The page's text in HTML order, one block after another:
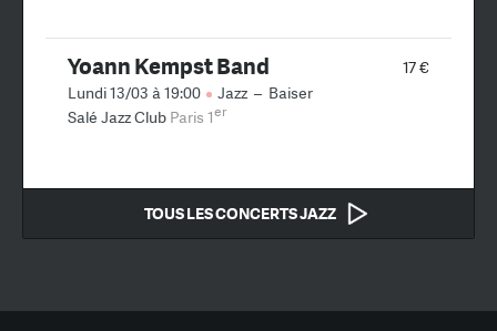
17 €
Yoann Kempst Band
Lundi 13/03 à 19:00 Jazz – Baiser
Salé Jazz Club Paris 1er
TOUS LES CONCERTS JAZZ